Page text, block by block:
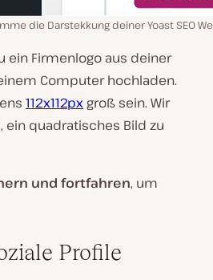
die Darstekkung deiner Yoast SEO
ein Firmenlogo aus deiner
Computer hochladen.
112x112px groß sein. Wir
quadratisches Bild zu
und fortfahren, um
Profile